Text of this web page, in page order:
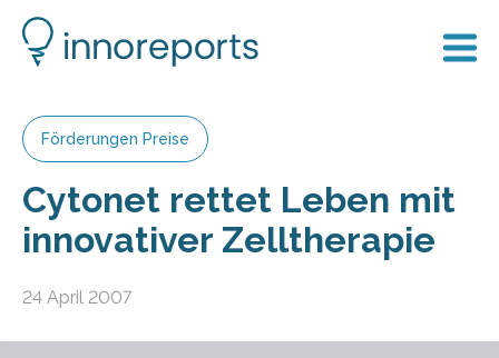
Förderungen Preise
Cytonet rettet Leben mit
innovativer Zelltherapie
24 April 2007